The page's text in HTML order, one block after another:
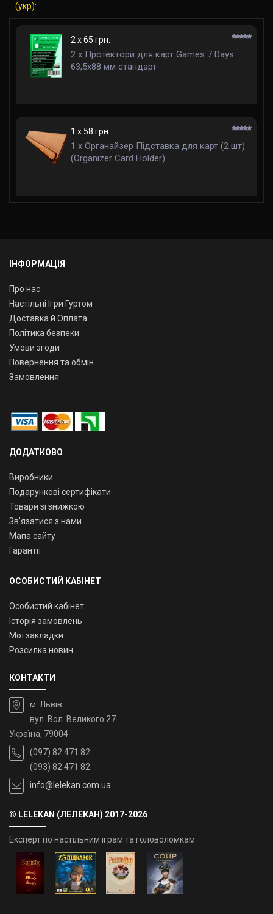
(укр):
2 x 65 грн.
2 x Протектори для карт Games 7 Days
63,5x88 мм стандарт
1 x 58 грн.
1 x Органайзер Підставка для карт (2 шт)
(Organizer Card Holder)
ІНФОРМАЦІЯ
Про нас
Настільні Ігри Гуртом
Доставка й Оплата
Політика безпеки
Умови згоди
Повернення та обмін
Замовлення
ДОДАТКОВО
Виробники
Подарункові сертифікати
Товари зі знижкою
Зв’язатися з нами
Мапа сайту
Гарантії
ОСОБИСТИЙ КАБІНЕТ
Особистий кабінет
Історія замовлень
Мої закладки
Розсилка новин
КОНТАКТИ
м. Львів
вул. Вол. Великого 27
Україна, 79004
(097) 82 471 82
(093) 82 471 82
info@lelekan.com.ua
© LELEKAN (ЛЕЛЕКАН) 2017-2026
Експерт по настільним іграм та головоломкам